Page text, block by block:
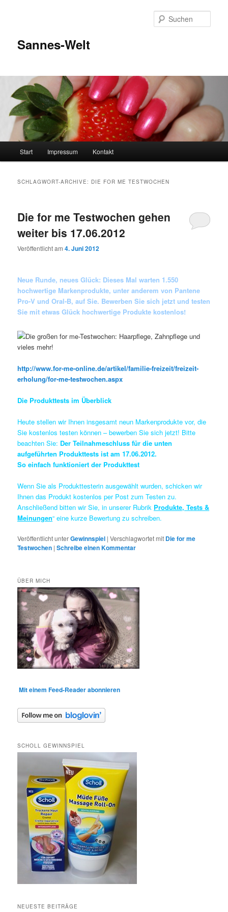
Sannes-Welt
Start Impressum Kontakt
SCHLAGWORT-ARCHIVE: DIE FOR ME TESTWOCHEN
Die for me Testwochen gehen
weiter bis 17.06.2012
Veröffentlicht am4. Juni 2012
Neue Runde, neues Glück: Dieses Mal warten 1.550
hochwertige Markenprodukte, unter anderem von Pantene
Pro-V und Oral-B, auf Sie. Bewerben Sie sich jetzt und testen
Sie mit etwas Glück hochwertige Produkte kostenlos!
http://www.for-me-online.de/artikel/familie-freizeit/freizeit-
erholung/for-me-testwochen.aspx
Die Produkttests im Überblick
Heute stellen wir Ihnen insgesamt neun Markenprodukte vor, die
Sie kostenlos testen können – bewerben Sie sich jetzt! Bitte
beachten Sie: Der Teilnahmeschluss für die unten
aufgeführten Produkttests ist am 17.06.2012.
So einfach funktioniert der Produkttest
Wenn Sie als Produkttesterin ausgewählt wurden, schicken wir
Ihnen das Produkt kostenlos per Post zum Testen zu.
Anschließend bitten wir Sie, in unserer Rubrik Produkte, Tests &
Meinungen“ eine kurze Bewertung zu schreiben.
Veröffentlicht unterGewinnspiel |Verschlagwortet mit Die for me
Testwochen |Schreibe einen Kommentar
ÜBER MICH
Mit einem Feed-Reader abonnieren
SCHOLL GEWINNSPIEL
NEUESTE BEITRÄGE